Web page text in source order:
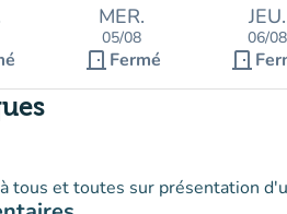
MER.
05/08
door_front Fermé
JEU.
06/08
door_front
tous et toutes sur présentation